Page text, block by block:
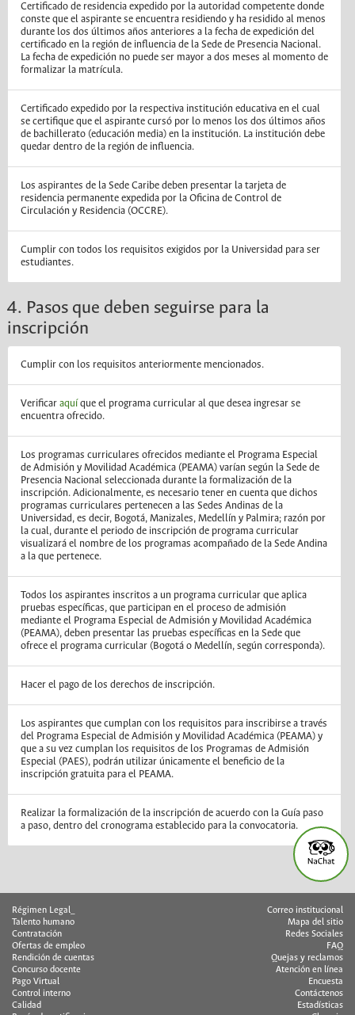
Certificado de residencia expedido por la autoridad competente donde
conste que el aspirante se encuentra residiendo y ha residido al menos
durante los dos últimos años anteriores a la fecha de expedición del
certificado en la región de influencia de la Sede de Presencia Nacional.
La fecha de expedición no puede ser mayor a dos meses al momento de
formalizar la matrícula.
Certificado expedido por la respectiva institución educativa en el cual
se certifique que el aspirante cursó por lo menos los dos últimos años
de bachillerato (educación media) en la institución. La institución debe
quedar dentro de la región de influencia.
Los aspirantes de la Sede Caribe deben presentar la tarjeta de
residencia permanente expedida por la Oficina de Control de
Circulación y Residencia (OCCRE).
Cumplir con todos los requisitos exigidos por la Universidad para ser
estudiantes.
4. Pasos que deben seguirse para la
inscripción
Cumplir con los requisitos anteriormente mencionados.
Verificar aquíque el programa curricular al que desea ingresar se
encuentra ofrecido.
Los programas curriculares ofrecidos mediante el Programa Especial
de Admisión y Movilidad Académica (PEAMA) varían según la Sede de
Presencia Nacional seleccionada durante la formalización de la
inscripción. Adicionalmente, es necesario tener en cuenta que dichos
programas curriculares pertenecen a las Sedes Andinas de la
Universidad, es decir, Bogotá, Manizales, Medellín y Palmira; razón por
la cual, durante el periodo de inscripción de programa curricular
visualizará el nombre de los programas acompañado de la Sede Andina
a la que pertenece.
Todos los aspirantes inscritos a un programa curricular que aplica
pruebas específicas, que participan en el proceso de admisión
mediante el Programa Especial de Admisión y Movilidad Académica
(PEAMA), deben presentar las pruebas específicas en la Sede que
ofrece el programa curricular (Bogotá o Medellín, según corresponda).
Hacer el pago de los derechos de inscripción.
Los aspirantes que cumplan con los requisitos para inscribirse a través
del Programa Especial de Admisión y Movilidad Académica (PEAMA) y
que a su vez cumplan los requisitos de los Programas de Admisión
Especial (PAES), podrán utilizar únicamente el beneficio de la
inscripción gratuita para el PEAMA.
Realizar la formalización de la inscripción de acuerdo con la Guía paso
a paso, dentro del cronograma establecido para la convocatoria.
Régimen Legal_
Talento humano
Contratación
Ofertas de empleo
Rendición de cuentas
Concurso docente
Pago Virtual
Control interno
Calidad
Correo institucional
Mapa del sitio
Redes Sociales
FAQ
Quejas y reclamos
Atención en línea
Encuesta
Contáctenos
Estadísticas